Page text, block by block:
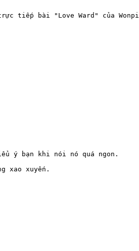
tiếp bài "Love Ward" của
ý bạn khi nói nó quá ngon.
xao xuyến.